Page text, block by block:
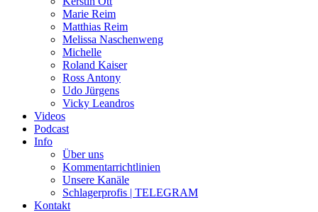
Marie Reim
Matthias Reim
Melissa Naschenweng
Michelle
Roland Kaiser
Ross Antony
Udo Jürgens
Vicky Leandros
Videos
Podcast
Info
Über uns
Kommentarrichtlinien
Unsere Kanäle
Schlagerprofis | TELEGRAM
Kontakt